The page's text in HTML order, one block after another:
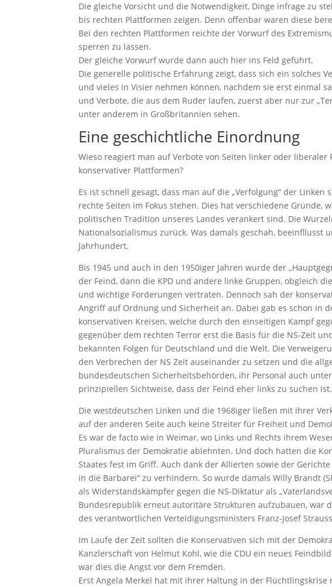
Die gleiche Vorsicht und die Notwendigkeit, Dinge infrage zu
bis rechten Plattformen zeigen. Denn offenbar waren diese
Bei den rechten Plattformen reichte der Vorwurf des
sperren zu lassen.
Der gleiche Vorwurf wurde dann auch hier ins Feld geführt.
Die generelle politische Erfahrung zeigt, dass sich ein solches
und vieles in Visier nehmen können, nachdem sie erst einmal
und Verbote, die aus dem Ruder laufen, zuerst aber nur zur
unter anderem in Großbritannien sehen.
Eine geschichtliche Einordnung
Wieso reagiert man auf Verbote von Seiten linker oder
konservativer Plattformen?
Es ist schnell gesagt, dass man auf die „Verfolgung“ der
rechte Seiten im Fokus stehen. Dies hat verschiedene Gründe,
politischen Tradition unseres Landes verankert sind. Die
Nationalsozialismus zurück. Was damals geschah, beeinfllusst
Jahrhundert.
Bis 1945 und auch in den 1950iger Jahren wurde der
der Feind, dann die KPD und andere linke Gruppen, obgleich
und wichtige Forderungen vertraten. Dennoch sah der
Angriff auf Ordnung und Sicherheit an. Dabei gab es schon in
konservativen Kreisen, welche durch den einseitigen Kampf
gegenüber dem rechten Terror erst die Basis für die NS-Zeit
bekannten Folgen für Deutschland und die Welt. Die
den Verbrechen der NS Zeit auseinander zu setzen und die
bundesdeutschen Sicherheitsbehörden, ihr Personal auch
prinzipiellen Sichtweise, dass der Feind eher links zu suchen ist.
Die westdeutschen Linken und die 1968iger ließen mit ihrer
auf der anderen Seite auch keine Streiter für Freiheit und
Es war de facto wie in Weimar, wo Links und Rechts ihrem
Pluralismus der Demokratie ablehnten. Und doch hatten die
Staates fest im Griff. Auch dank der Allierten sowie der
in die Barbarei“ zu verhindern. So wurde damals Willy Brandt
als Widerstandskämpfer gegen die NS-Diktatur als
Bundesrepublik erneut autoritäre Strukturen aufzubauen, war
des verantwortlichen Verteidigungsministers Franz-Josef
Im Laufe der Zeit sollten die Konservativen sich mit der
Kanzlerschaft von Helmut Kohl, wie die CDU ein neues
war dies die Angst vor dem Fremden.
Erst Angela Merkel hat mit ihrer Haltung in der